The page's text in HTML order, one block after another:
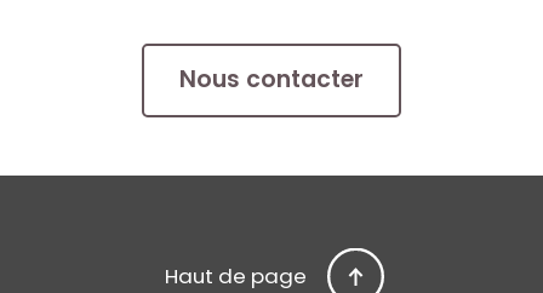
Nous contacter
Haut de page